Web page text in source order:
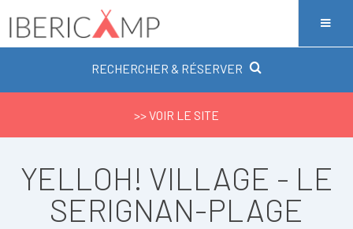
RECHERCHER & RÉSERVER
>> VOIR LE SITE
YELLOH! VILLAGE - LE
SERIGNAN-PLAGE